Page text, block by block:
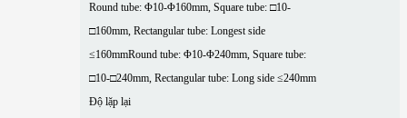
Round tube: Φ10-Φ160mm, Square tube: □10-
□160mm, Rectangular tube: Longest side
≤160mmRound tube: Φ10-Φ240mm, Square tube:
□10-□240mm, Rectangular tube: Long side ≤240mm
Độ lặp lại